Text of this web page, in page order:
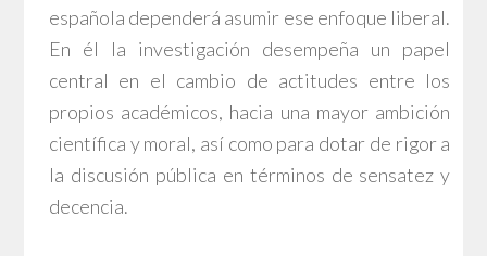
española dependerá asumir ese enfoque liberal.
En él la investigación desempeña un papel
central en el cambio de actitudes entre los
propios académicos, hacia una mayor ambición
científica y moral, así como para dotar de rigor a
la discusión pública en términos de sensatez y
decencia.